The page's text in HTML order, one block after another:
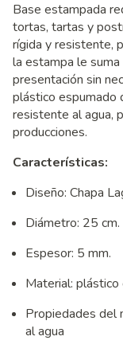
Base estampada
tortas, tartas y
rígida y resistente,
la estampa le
presentación sin
plástico espumado
resistente al agua,
producciones.
Características:
Diseño: Chapa
Diámetro: 25 cm.
Espesor: 5 mm.
Material:
Propiedades del
al agua